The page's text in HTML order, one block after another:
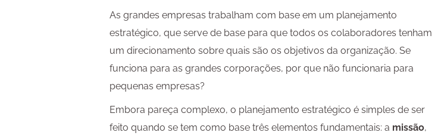
As grandes empresas trabalham com base em um planejamento
estratégico, que serve de base para que todos os colaboradores tenham
um direcionamento sobre quais são os objetivos da organização. Se
funciona para as grandes corporações, por que não funcionaria para
pequenas empresas?
Embora pareça complexo, o planejamento estratégico é simples de ser
feito quando se tem como base três elementos fundamentais: a missão,